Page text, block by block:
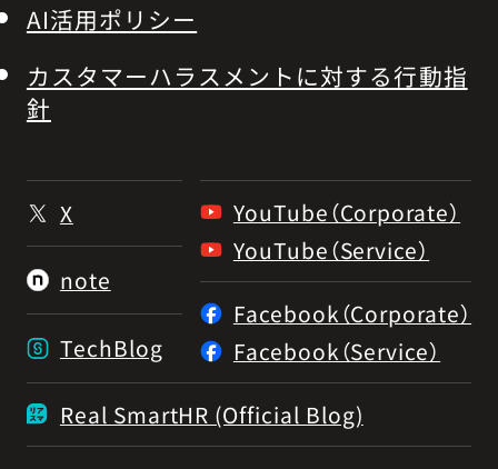
AI活用ポリシー
カスタマーハラスメントに対する行動指
針
X
note
TechBlog
YouTube（Corporate）
YouTube（Service）
Facebook（Corporate）
Facebook（Service）
Real SmartHR (Official Blog)